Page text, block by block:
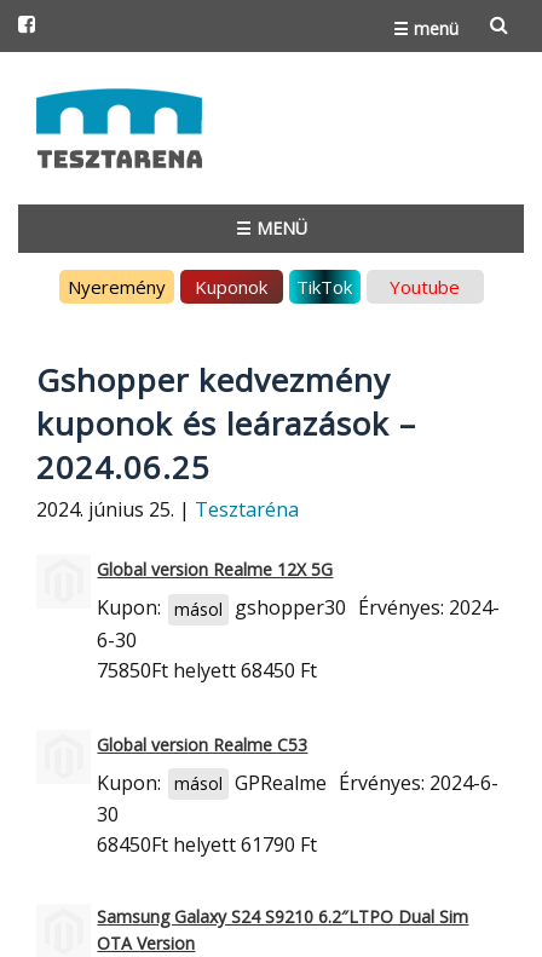
☰ menü
to
content
☰ MENÜ
Nyeremény Kuponok TikTok Youtube
Gshopper kedvezmény
kuponok és leárazások –
2024.06.25
2024. június 25. | Tesztaréna
Global version Realme 12X 5G
Kupon: másol gshopper30 Érvényes: 2024-
6-30
75850Ft helyett 68450 Ft
Global version Realme C53
Kupon: másol GPRealme Érvényes: 2024-6-
30
68450Ft helyett 61790 Ft
Samsung Galaxy S24 S9210 6.2″LTPO Dual Sim
OTA Version